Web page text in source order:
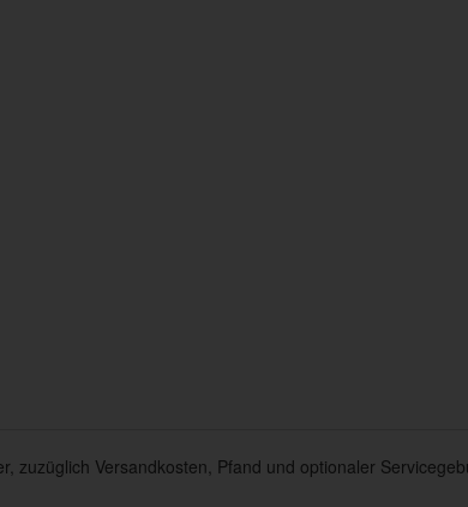
zuzüglich Versandkosten, Pfand und optionaler